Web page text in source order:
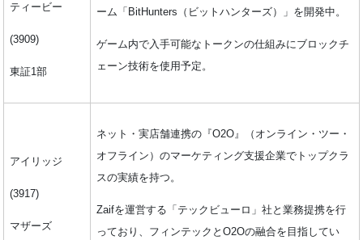
ティービー
(3909)
東証1部
ーム「BitHunters（ビットハンターズ）」を開発中。
ゲーム内で入手可能なトークンの仕組みにブロックチ
ェーン技術を使用予定。
アイリッジ
(3917)
マザーズ
ネット・実店舗連携の『O2O』（オンライン・ツー・
オフライン）のマーケティング支援企業でトップクラ
スの実績を持つ。
Zaifを運営する「テックビューロ」社と業務提携を行
っており、フィンテックとO2Oの融合を目指してい